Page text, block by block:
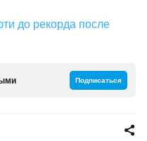
до рекорда после
Подписаться